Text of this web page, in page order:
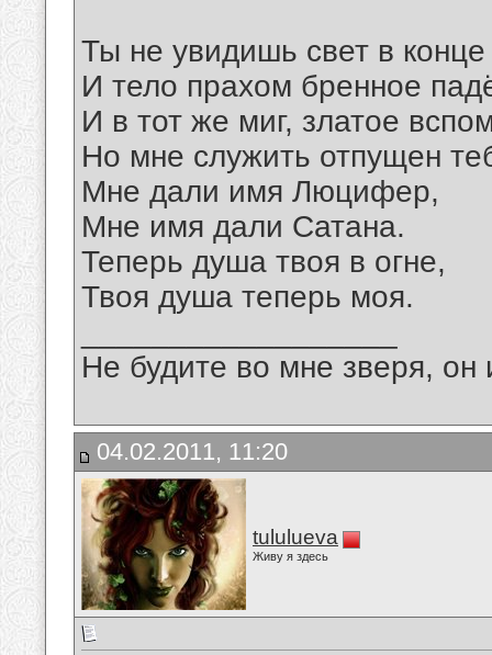
Ты не увидишь свет в конце
И тело прахом бренное
И в тот же миг, златое
Но мне служить отпущен
Мне дали имя Люцифер,
Мне имя дали Сатана.
Теперь душа твоя в огне,
Твоя душа теперь моя.
Не будите во мне зверя, он
04.02.2011, 11:20
tululueva
Живу я здесь